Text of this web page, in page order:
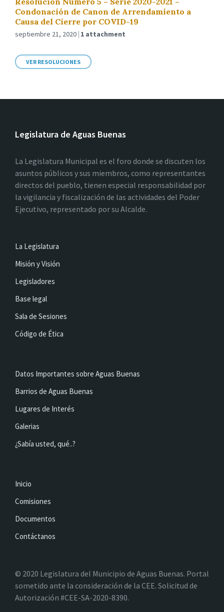
Condonación de Canon de Arrendamiento a
Causa del Cierre por COVID-19
septiembre 21, 2020 1 attachment
VER RESOLUCIONES
Legislatura de Aguas Buenas
La Legislatura Municipal es el foro donde se discuten los
asuntos públicos y sus miembros, como representantes
directos del pueblo, tienen especial responsabilidad por
la vigilancia y fiscalización de las actividades del Poder
Ejecutivo, representado por su Alcalde.
La Legislatura
Misión y Visión
Legisladores
Base legal
Sala de Sesiones
Código de Ética
Datos Importantes sobre Aguas Buenas
Barrios de Aguas Buenas
Lugares de Interés
Galerias
¿Sabía usted, qué..?
Inicio
Comisiones
Documentos
Contáctanos
© 2020 Legislatura del Municipio de Aguas Buenas. Portal
sometido ante la consideración de la CEE. Solicitud de
Autorización #CEE-SA-2020-8390.